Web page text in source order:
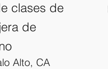
clases de
de
Alto, CA